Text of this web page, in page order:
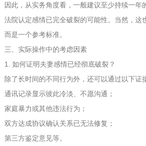
因此，从实务角度看，一般建议至少持续一年
法院认定感情已完全破裂的可能性。当然，这
而是一个参考标准。
三、实际操作中的考虑因素
1. 如何证明夫妻感情已经彻底破裂？
除了长时间的不同行为外，还可以通过以下证
通讯记录显示彼此冷淡、不愿沟通；
家庭暴力或其他违法行为；
双方达成协议确认关系已无法修复；
第三方鉴定意见等。